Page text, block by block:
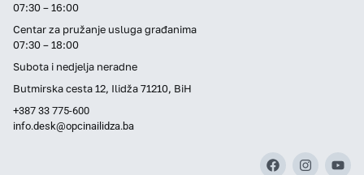
07:30 – 16:00
Centar za pružanje usluga građanima
07:30 – 18:00
Subota i nedjelja neradne
Butmirska cesta 12, Ilidža 71210, BiH
+387 33 775-600
info.desk@opcinailidza.ba